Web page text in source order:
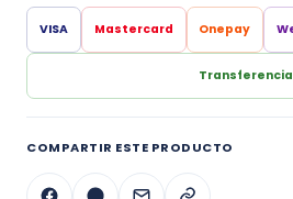
VISA Mastercard Onepay
Transferencia
COMPARTIR ESTE PRODUCTO